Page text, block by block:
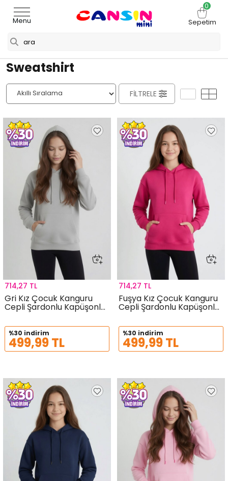
Menu
0
Sepetim
Sweatshirt
FILTRELE
Gri Kız Çocuk Kanguru
Cepli Şardonlu Kapüşonlu
Sweatshirt 24692
714,27 TL
%30 indirim
499,99 TL
Fuşya Kız Çocuk Kanguru
Cepli Şardonlu Kapüşonlu
Sweatshirt 24691
714,27 TL
%30 indirim
499,99 TL